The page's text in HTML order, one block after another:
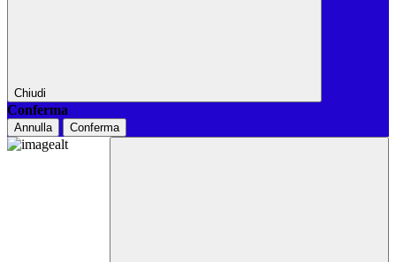
Chiudi
Conferma
Annulla Conferma